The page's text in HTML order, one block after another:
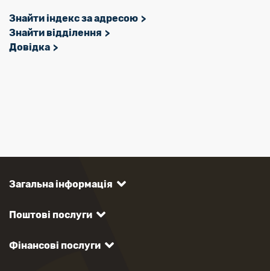
Знайти індекс за адресою
Знайти відділення
Довідка
Загальна інформація
Поштові послуги
Фінансові послуги